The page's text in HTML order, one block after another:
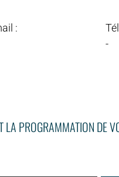
:
-
LA PROGRAMMATION DE